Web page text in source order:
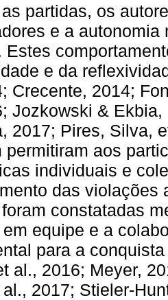
partidas, os
e a
Estes
e da
Crecente, 2014;
Jozkowski &
2017; Pires, Silva,
permitiram aos
individuais e
das violações
constatadas
equipe e a
para a
al., 2016; Meyer,
2017; Stieler-